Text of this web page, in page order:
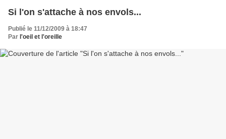
Si l'on s'attache à nos envols...
Publié le 11/12/2009 à 18:47
Par l'oeil et l'oreille